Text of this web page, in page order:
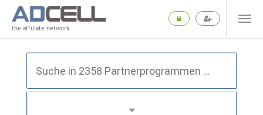
the affiliate network